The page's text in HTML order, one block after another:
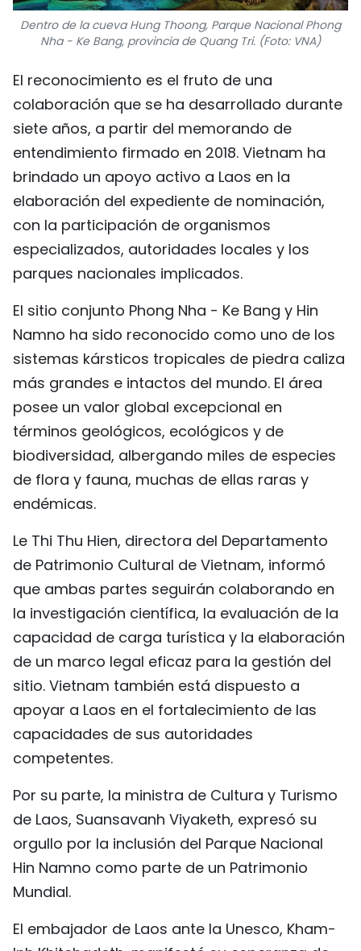
Dentro de la cueva Hung Thoong, Parque Nacional Phong
Nha - Ke Bang, provincia de Quang Tri. (Foto: VNA)
El reconocimiento es el fruto de una
colaboración que se ha desarrollado durante
siete años, a partir del memorando de
entendimiento firmado en 2018. Vietnam ha
brindado un apoyo activo a Laos en la
elaboración del expediente de nominación,
con la participación de organismos
especializados, autoridades locales y los
parques nacionales implicados.
El sitio conjunto Phong Nha - Ke Bang y Hin
Namno ha sido reconocido como uno de los
sistemas kársticos tropicales de piedra caliza
más grandes e intactos del mundo. El área
posee un valor global excepcional en
términos geológicos, ecológicos y de
biodiversidad, albergando miles de especies
de flora y fauna, muchas de ellas raras y
endémicas.
Le Thi Thu Hien, directora del Departamento
de Patrimonio Cultural de Vietnam, informó
que ambas partes seguirán colaborando en
la investigación científica, la evaluación de la
capacidad de carga turística y la elaboración
de un marco legal eficaz para la gestión del
sitio. Vietnam también está dispuesto a
apoyar a Laos en el fortalecimiento de las
capacidades de sus autoridades
competentes.
Por su parte, la ministra de Cultura y Turismo
de Laos, Suansavanh Viyaketh, expresó su
orgullo por la inclusión del Parque Nacional
Hin Namno como parte de un Patrimonio
Mundial.
El embajador de Laos ante la Unesco, Kham-